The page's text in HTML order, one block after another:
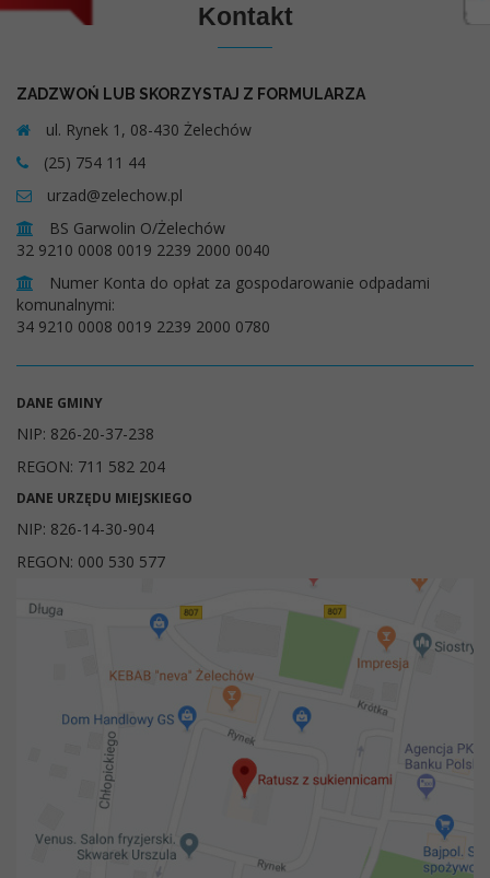
Kontakt
ZADZWOŃ LUB SKORZYSTAJ Z FORMULARZA
ul. Rynek 1, 08-430 Żelechów
(25) 754 11 44
urzad@zelechow.pl
BS Garwolin O/Żelechów
32 9210 0008 0019 2239 2000 0040
Numer Konta do opłat za gospodarowanie odpadami
komunalnymi:
34 9210 0008 0019 2239 2000 0780
DANE GMINY
NIP: 826-20-37-238
REGON: 711 582 204
DANE URZĘDU MIEJSKIEGO
NIP: 826-14-30-904
REGON: 000 530 577